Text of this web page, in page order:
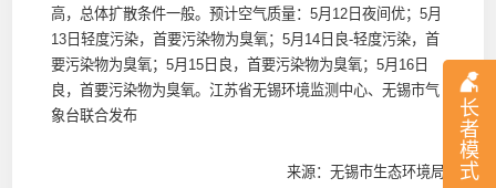
长
者
模
式
高，总体扩散条件一般。预计空气质量：5月12日夜间优；5月
13日轻度污染，首要污染物为臭氧；5月14日良-轻度污染，首
要污染物为臭氧；5月15日良，首要污染物为臭氧；5月16日
良，首要污染物为臭氧。江苏省无锡环境监测中心、无锡市气
象台联合发布
来源：无锡市生态环境局